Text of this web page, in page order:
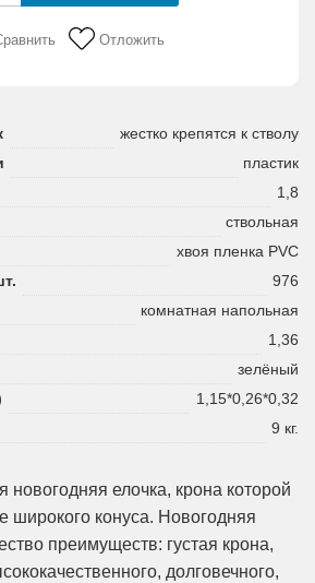
Отложить
жестко крепятся к стволу
пластик
1,8
ствольная
хвоя пленка PVC
976
комнатная напольная
1,36
зелёный
1,15*0,26*0,32
9 кг.
новогодняя елочка, крона которой
конуса. Новогодняя
преимуществ: густая крона,
долговечного,